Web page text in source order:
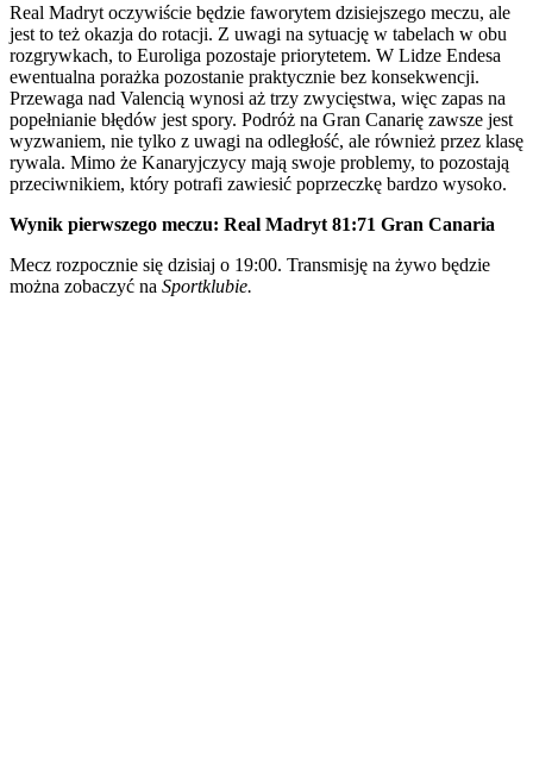
Real Madryt oczywiście będzie faworytem dzisiejszego meczu, ale
jest to też okazja do rotacji. Z uwagi na sytuację w tabelach w obu
rozgrywkach, to Euroliga pozostaje priorytetem. W Lidze Endesa
ewentualna porażka pozostanie praktycznie bez konsekwencji.
Przewaga nad Valencią wynosi aż trzy zwycięstwa, więc zapas na
popełnianie błędów jest spory. Podróż na Gran Canarię zawsze jest
wyzwaniem, nie tylko z uwagi na odległość, ale również przez klasę
rywala. Mimo że Kanaryjczycy mają swoje problemy, to pozostają
przeciwnikiem, który potrafi zawiesić poprzeczkę bardzo wysoko.
Wynik pierwszego meczu: Real Madryt 81:71 Gran Canaria
Mecz rozpocznie się dzisiaj o 19:00. Transmisję na żywo będzie
można zobaczyć na Sportklubie.